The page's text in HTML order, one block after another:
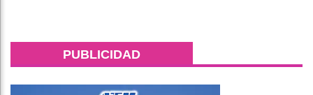
PUBLICIDAD